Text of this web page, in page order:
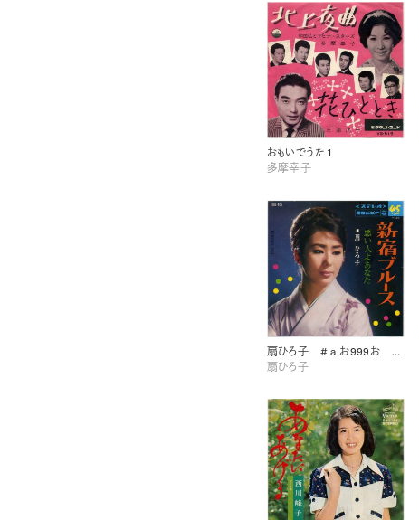
おもいでうた 1
多摩幸子
扇ひろ子 # a お999お おもいでうた12
扇ひろ子